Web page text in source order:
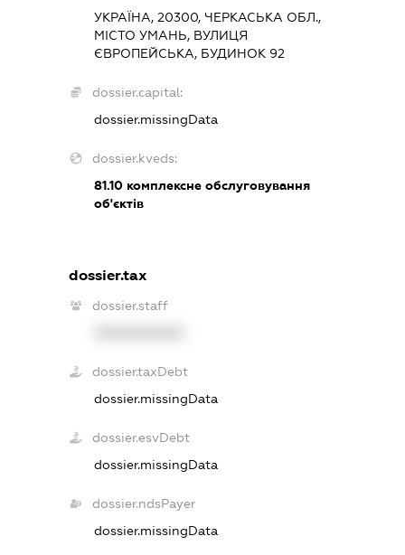
УКРАЇНА, 20300, ЧЕРКАСЬКА ОБЛ.,
МІСТО УМАНЬ, ВУЛИЦЯ
ЄВРОПЕЙСЬКА, БУДИНОК 92
dossier.capital:
dossier.missingData
dossier.kveds:
81.10 комплексне обслуговування
об'єктів
dossier.tax
dossier.staff
dossier.taxDebt
dossier.missingData
dossier.esvDebt
dossier.missingData
dossier.ndsPayer
dossier.missingData